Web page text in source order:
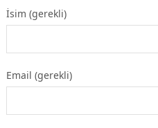
İsim (gerekli)
Email (gerekli)